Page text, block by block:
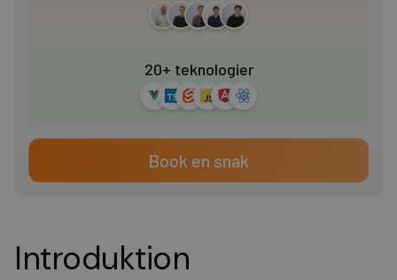
Introduktion
20+ teknologier
Book en snak